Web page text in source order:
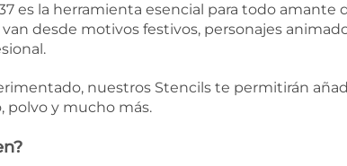
es la herramienta esencial para todo amante
desde motivos festivos, personajes
nuestros Stencils te permitirán
polvo y mucho más.